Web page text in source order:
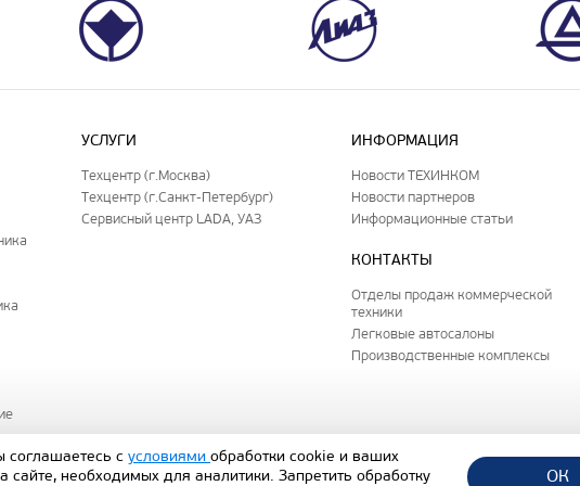
УСЛУГИ
Техцентр (г.Москва)
Техцентр (г.Санкт-Петербург)
Сервисный центр LADA, УАЗ
ИНФОРМАЦИЯ
Новости ТЕХИНКОМ
Новости партнеров
Информационные статьи
КОНТАКТЫ
Отделы продаж коммерческой
техники
Легковые автосалоны
Производственные комплексы
соглашаетесь с условиями обработки cookie и ваших
сайте, необходимых для аналитики. Запретить обработку
ОК